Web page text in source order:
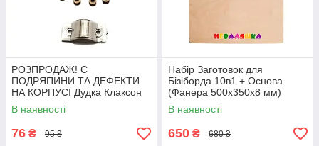
РОЗПРОДАЖ! Є
ПОДРЯПИНИ ТА ДЕФЕКТИ
НА КОРПУСІ Дудка Клаксон
для Велосипедів 14 см Фа-
Фа Пластик + Гума
В наявності
76 ₴ 95 ₴
Набір Заготовок для
Бізіборда 10в1 + Основа
(Фанера 500x350x8 мм)
Базові Деталі, Весь Комплект
- Собери Сам
В наявності
650 ₴ 680 ₴